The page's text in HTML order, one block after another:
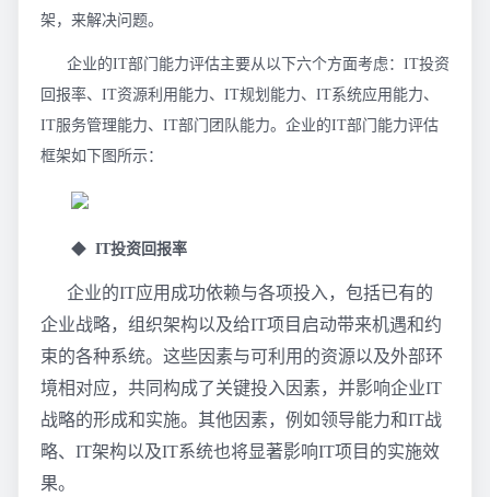
架，来解决问题。
企业的IT部门能力评估主要从以下六个方面考虑：IT投资
回报率、IT资源利用能力、IT规划能力、IT系统应用能力、
IT服务管理能力、IT部门团队能力。企业的IT部门能力评估
框架如下图所示：
◆ IT投资回报率
企业的IT应用成功依赖与各项投入，包括已有的
企业战略，组织架构以及给IT项目启动带来机遇和约
束的各种系统。这些因素与可利用的资源以及外部环
境相对应，共同构成了关键投入因素，并影响企业IT
战略的形成和实施。其他因素，例如领导能力和IT战
略、IT架构以及IT系统也将显著影响IT项目的实施效
果。